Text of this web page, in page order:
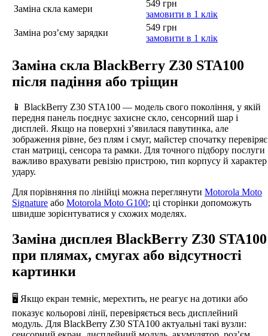
Заміна скла камери
549 грн
замовити в 1 клік
Заміна роз’єму зарядки
549 грн
замовити в 1 клік
Заміна скла BlackBerry Z30 STA100
після падіння або тріщин
📱 BlackBerry Z30 STA100 — модель свого покоління, у якій
передня панель поєднує захисне скло, сенсорний шар і
дисплей. Якщо на поверхні з’явилася павутинка, але
зображення рівне, без плям і смуг, майстер спочатку перевіряє
стан матриці, сенсора та рамки. Для точного підбору послуги
важливо врахувати ревізію пристрою, тип корпусу й характер
удару.
Для порівняння по лінійці можна переглянути Motorola Moto
Signature або Motorola Moto G100; ці сторінки допоможуть
швидше зорієнтуватися у схожих моделях.
Заміна дисплея BlackBerry Z30 STA100
при плямах, смугах або відсутності
картинки
🖥️ Якщо екран темніє, мерехтить, не реагує на дотики або
показує кольорові лінії, перевіряється весь дисплейний
модуль. Для BlackBerry Z30 STA100 актуальні такі вузли: